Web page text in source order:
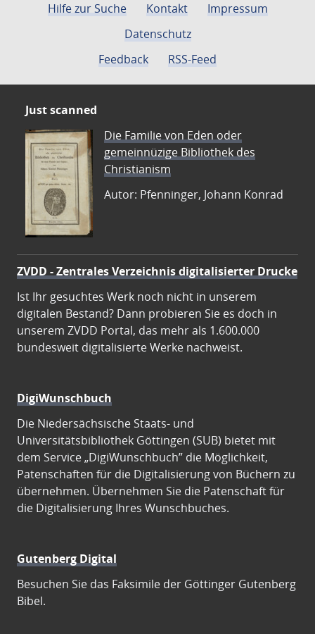
Hilfe zur Suche Kontakt
Impressum
Datenschutz
Feedback
RSS-Feed
Just scanned
Die Familie von Eden oder
gemeinnüzige Bibliothek des
Christianism
Autor: Pfenninger, Johann Konrad
ZVDD - Zentrales Verzeichnis digitalisierter Drucke
Ist Ihr gesuchtes Werk noch nicht in unserem
digitalen Bestand? Dann probieren Sie es doch in
unserem ZVDD Portal, das mehr als 1.600.000
bundesweit digitalisierte Werke nachweist.
DigiWunschbuch
Die Niedersächsische Staats- und
Universitätsbibliothek Göttingen (SUB) bietet mit
dem Service „DigiWunschbuch” die Möglichkeit,
Patenschaften für die Digitalisierung von Büchern zu
übernehmen. Übernehmen Sie die Patenschaft für
die Digitalisierung Ihres Wunschbuches.
Gutenberg Digital
Besuchen Sie das Faksimile der Göttinger Gutenberg
Bibel.